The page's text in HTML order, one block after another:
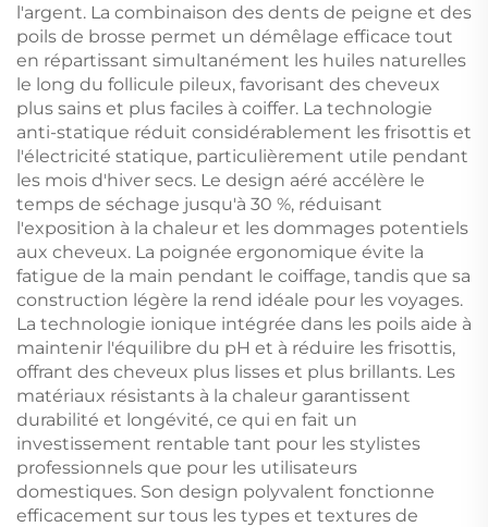
l'argent. La combinaison des dents de peigne et des
poils de brosse permet un démêlage efficace tout
en répartissant simultanément les huiles naturelles
le long du follicule pileux, favorisant des cheveux
plus sains et plus faciles à coiffer. La technologie
anti-statique réduit considérablement les frisottis et
l'électricité statique, particulièrement utile pendant
les mois d'hiver secs. Le design aéré accélère le
temps de séchage jusqu'à 30 %, réduisant
l'exposition à la chaleur et les dommages potentiels
aux cheveux. La poignée ergonomique évite la
fatigue de la main pendant le coiffage, tandis que sa
construction légère la rend idéale pour les voyages.
La technologie ionique intégrée dans les poils aide à
maintenir l'équilibre du pH et à réduire les frisottis,
offrant des cheveux plus lisses et plus brillants. Les
matériaux résistants à la chaleur garantissent
durabilité et longévité, ce qui en fait un
investissement rentable tant pour les stylistes
professionnels que pour les utilisateurs
domestiques. Son design polyvalent fonctionne
efficacement sur tous les types et textures de